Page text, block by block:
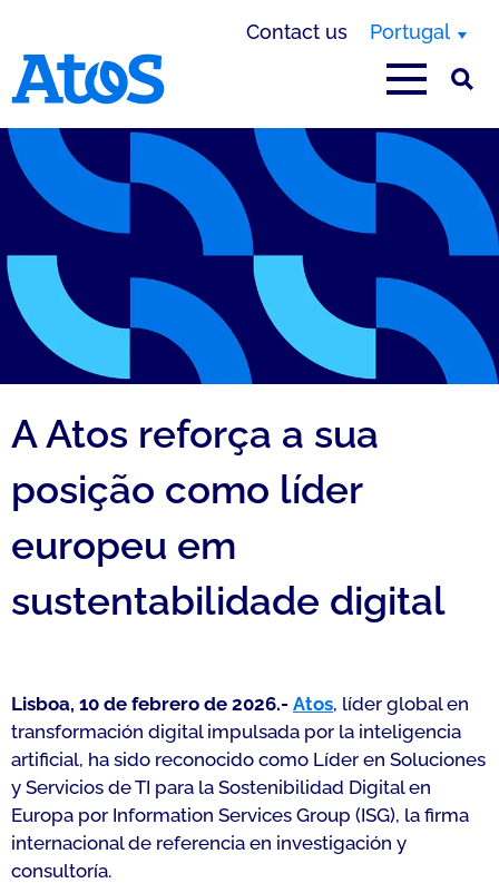
Contact us Portugal
A Atos reforça a sua
posição como líder
europeu em
sustentabilidade digital
Lisboa, 10 de febrero de 2026.- Atos, líder global en
transformación digital impulsada por la inteligencia
artificial, ha sido reconocido como Líder en Soluciones
y Servicios de TI para la Sostenibilidad Digital en
Europa por Information Services Group (ISG), la firma
internacional de referencia en investigación y
consultoría.